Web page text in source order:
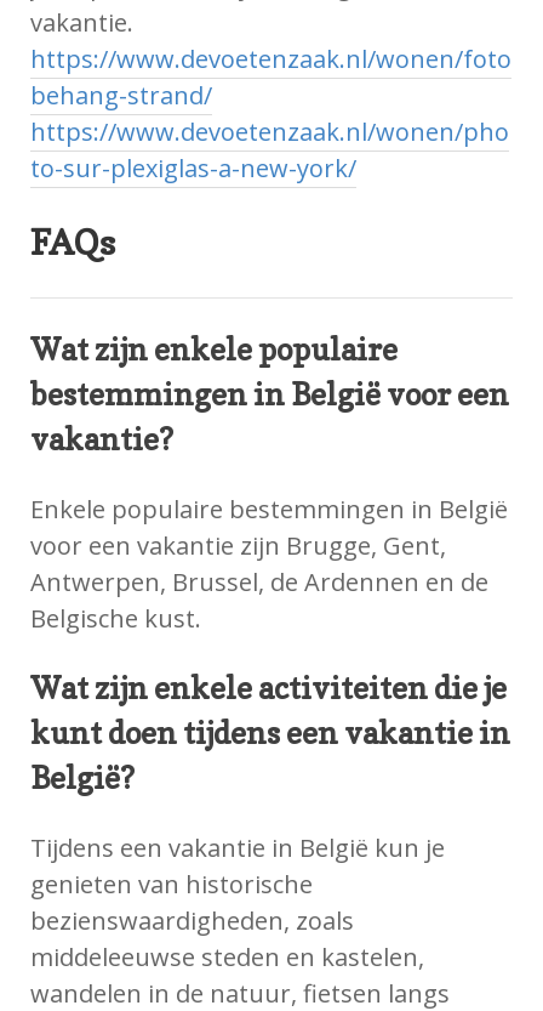
vakantie.
https://www.devoetenzaak.nl/wonen/foto
behang-strand/
https://www.devoetenzaak.nl/wonen/pho
to-sur-plexiglas-a-new-york/
FAQs
Wat zijn enkele populaire
bestemmingen in België voor een
vakantie?
Enkele populaire bestemmingen in België
voor een vakantie zijn Brugge, Gent,
Antwerpen, Brussel, de Ardennen en de
Belgische kust.
Wat zijn enkele activiteiten die je
kunt doen tijdens een vakantie in
België?
Tijdens een vakantie in België kun je
genieten van historische
bezienswaardigheden, zoals
middeleeuwse steden en kastelen,
wandelen in de natuur, fietsen langs